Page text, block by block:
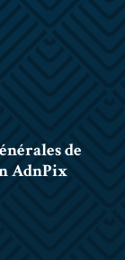
de
AdnPix